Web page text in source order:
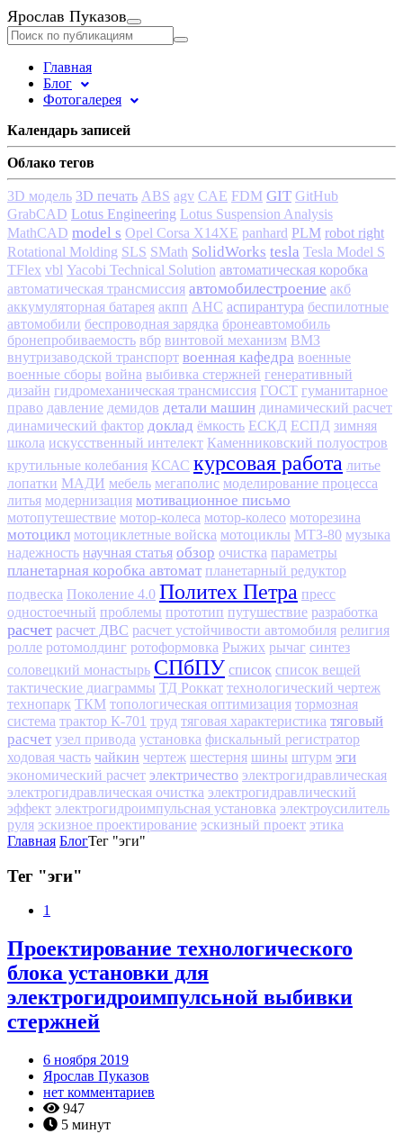
Ярослав Пуказов
Главная
Блог
Фотогалерея
Календарь записей
Облако тегов
3D модель 3D печать ABS agv CAE FDM GIT GitHub
GrabCAD Lotus Engineering Lotus Suspension Analysis
MathCAD model s Opel Corsa Х14ХЕ panhard PLM robot right
Rotational Molding SLS SMath SolidWorks tesla Tesla Model S
TFlex vbl Yacobi Technical Solution автоматическая коробка
автоматическая трансмиссия автомобилестроение акб
аккумуляторная батарея акпп АНС аспирантура беспилотные
автомобили беспроводная зарядка бронеавтомобиль
бронепробиваемость вбр винтовой механизм ВМЗ
внутризаводской транспорт военная кафедра военные
военные сборы война выбивка стержней генеративный
дизайн гидромеханическая трансмиссия ГОСТ гуманитарное
право давление демидов детали машин динамический расчет
динамический фактор доклад ёмкость ЕСКД ЕСПД зимняя
школа искусственный интелект Каменниковский полуостров
крутильные колебания КСАС курсовая работа литье
лопатки МАДИ мебель мегаполис моделирование процесса
литья модернизация мотивационное письмо
мотопутешествие мотор-колеса мотор-колесо моторезина
мотоцикл мотоциклетные войска мотоциклы МТЗ-80 музыка
надежность научная статья обзор очистка параметры
планетарная коробка автомат планетарный редуктор
подвеска Поколение 4.0 Политех Петра пресс
одностоечный проблемы прототип путушествие разработка
расчет расчет ДВС расчет устойчивости автомобиля религия
ролле ротомолдинг ротоформовка Рыжих рычаг синтез
соловецкий монастырь СПбПУ список список вещей
тактические диаграммы ТД Роккат технологический чертеж
технопарк ТКМ топологическая оптимизация тормозная
система трактор К-701 труд тяговая характеристика тяговый
расчет узел привода установка фискальный регистратор
ходовая часть чайкин чертеж шестерня шины штурм эги
экономический расчет электричество электрогидравлическая
электрогидравлическая очистка электрогидравлический
эффект электрогидроимпульсная установка электроусилитель
руля эскизное проектирование эскизный проект этика
Главная БлогТег "эги"
Тег "эги"
1
Проектирование технологического
блока установки для
электрогидроимпулсьной выбивки
стержней
6 ноября 2019
Ярослав Пуказов
нет комментариев
947
5 минут